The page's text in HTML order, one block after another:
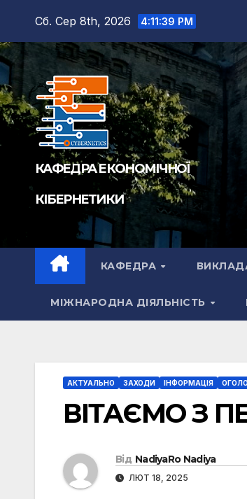
вмісту
Сб. Сер 8th, 2026 4:11:40 PM
КАФЕДРА ЕКОНОМІЧНОЇ
КІБЕРНЕТИКИ
КАФЕДРА
МІЖНАРОДНА ДІЯЛЬНІСТЬ
АКТУАЛЬНО ЗАХОДИ ІНФОРМАЦІЯ
ВІТАЄМО З
Від NadiyaRo Nadiya
ЛЮТ 18, 2025